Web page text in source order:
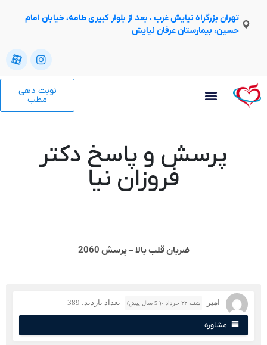
تهران بزرگراه نیایش غرب ، بعد از بلوار کبیری طامه، خیابان امام
حسین، بیمارستان عرفان نیایش
نوبت دهی
پرسش و پاسخ دکتر
فروزان نیا
ضربان قلب بالا – پرسش 2060
امیر شنبه ۲۲ خرداد ۰( 5 سال پیش) تعداد بازدید: 389
مشاوره